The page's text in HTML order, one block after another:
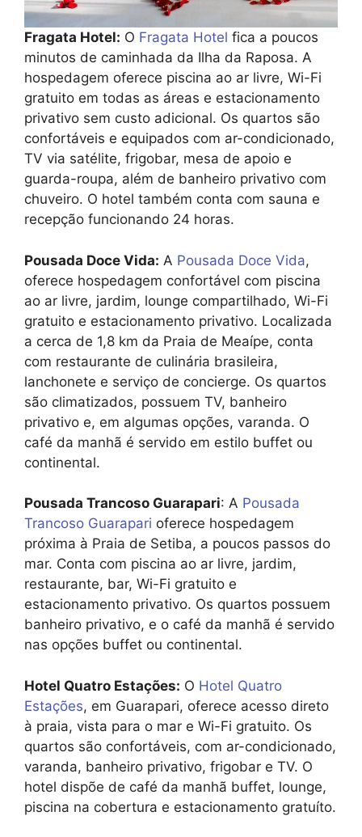
Fragata Hotel: O Fragata Hotel fica a poucos
minutos de caminhada da Ilha da Raposa. A
hospedagem oferece piscina ao ar livre, Wi-Fi
gratuito em todas as áreas e estacionamento
privativo sem custo adicional. Os quartos são
confortáveis e equipados com ar-condicionado,
TV via satélite, frigobar, mesa de apoio e
guarda-roupa, além de banheiro privativo com
chuveiro. O hotel também conta com sauna e
recepção funcionando 24 horas.
Pousada Doce Vida: A Pousada Doce Vida,
oferece hospedagem confortável com piscina
ao ar livre, jardim, lounge compartilhado, Wi-Fi
gratuito e estacionamento privativo. Localizada
a cerca de 1,8 km da Praia de Meaípe, conta
com restaurante de culinária brasileira,
lanchonete e serviço de concierge. Os quartos
são climatizados, possuem TV, banheiro
privativo e, em algumas opções, varanda. O
café da manhã é servido em estilo buffet ou
continental.
Pousada Trancoso Guarapari: A Pousada
Trancoso Guarapari oferece hospedagem
próxima à Praia de Setiba, a poucos passos do
mar. Conta com piscina ao ar livre, jardim,
restaurante, bar, Wi-Fi gratuito e
estacionamento privativo. Os quartos possuem
banheiro privativo, e o café da manhã é servido
nas opções buffet ou continental.
Hotel Quatro Estações: O Hotel Quatro
Estações, em Guarapari, oferece acesso direto
à praia, vista para o mar e Wi-Fi gratuito. Os
quartos são confortáveis, com ar-condicionado,
varanda, banheiro privativo, frigobar e TV. O
hotel dispõe de café da manhã buffet, lounge,
piscina na cobertura e estacionamento gratuíto.